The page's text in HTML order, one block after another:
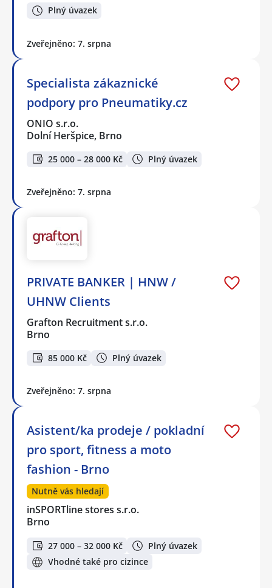
Plný úvazek
Zveřejněno: 7. srpna
Specialista zákaznické
podpory pro Pneumatiky.cz
ONIO s.r.o.
Dolní Heršpice, Brno
25 000 – 28 000 Kč Plný úvazek
Zveřejněno: 7. srpna
PRIVATE BANKER | HNW /
UHNW Clients
Grafton Recruitment s.r.o.
Brno
85 000 Kč Plný úvazek
Zveřejněno: 7. srpna
Asistent/ka prodeje / pokladní
pro sport, fitness a moto
fashion - Brno
Nutně vás hledají
inSPORTline stores s.r.o.
Brno
27 000 – 32 000 Kč
Plný úvazek
Vhodné také pro cizince